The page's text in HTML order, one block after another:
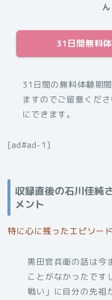
ん
31日間無料
31日間の無料体験期
ますのでご留意くだ
にできます。
[ad#ad-1]
収録直後の石川佳純
メント
特に心に残ったエピソー
黒田官兵衛の話は今
ことがなかったです
戦い」に自分の先祖